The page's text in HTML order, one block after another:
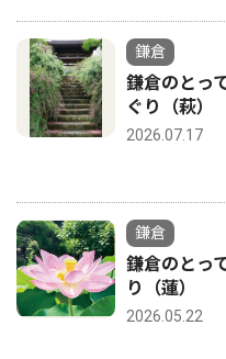
鎌倉
鎌倉のとっ
ぐり（萩）
2026.07.17
鎌倉
鎌倉のとっ
り（蓮）
2026.05.22